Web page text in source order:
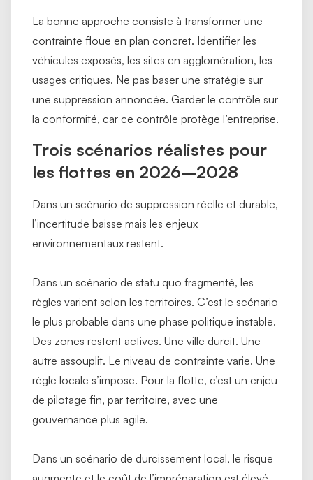
La bonne approche consiste à transformer une
contrainte floue en plan concret. Identifier les
véhicules exposés, les sites en agglomération, les
usages critiques. Ne pas baser une stratégie sur
une suppression annoncée. Garder le contrôle sur
la conformité, car ce contrôle protège l’entreprise.
Trois scénarios réalistes pour
les flottes en 2026–2028
Dans un scénario de suppression réelle et durable,
l’incertitude baisse mais les enjeux
environnementaux restent.
Dans un scénario de statu quo fragmenté, les
règles varient selon les territoires. C’est le scénario
le plus probable dans une phase politique instable.
Des zones restent actives. Une ville durcit. Une
autre assouplit. Le niveau de contrainte varie. Une
règle locale s’impose. Pour la flotte, c’est un enjeu
de pilotage fin, par territoire, avec une
gouvernance plus agile.
Dans un scénario de durcissement local, le risque